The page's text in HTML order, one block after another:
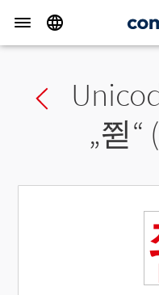
Previous char
„쮣“